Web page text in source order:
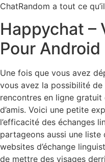
ChatRandom a tout ce
Happychat –
Pour Android
Une fois que vous avez
vous avez la possibilité
rencontres en ligne
d’amis. Voici une petite
l’efficacité des échanges
partageons aussi une liste
websites d’échange
de mettre des visages